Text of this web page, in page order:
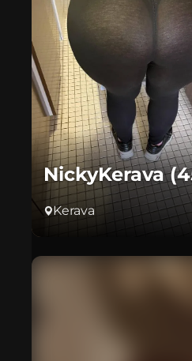
NickyKerava
Kerava